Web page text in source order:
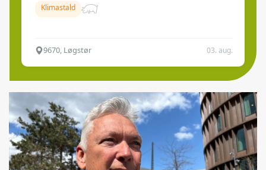
Klimastald
9670, Løgstør 03. aug.